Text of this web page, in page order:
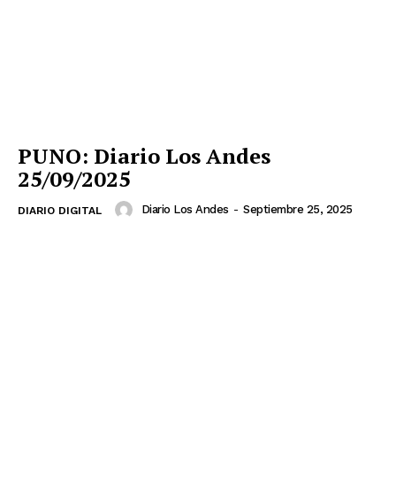
PUNO: Diario Los Andes
25/09/2025
DIARIO DIGITAL Diario Los Andes - Septiembre 25, 2025